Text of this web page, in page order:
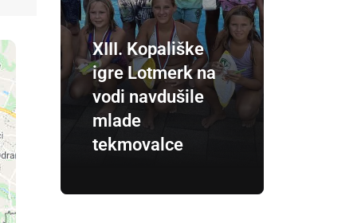
XIII. Kopališke
igre Lotmerk na
vodi navdušile
mlade
tekmovalce